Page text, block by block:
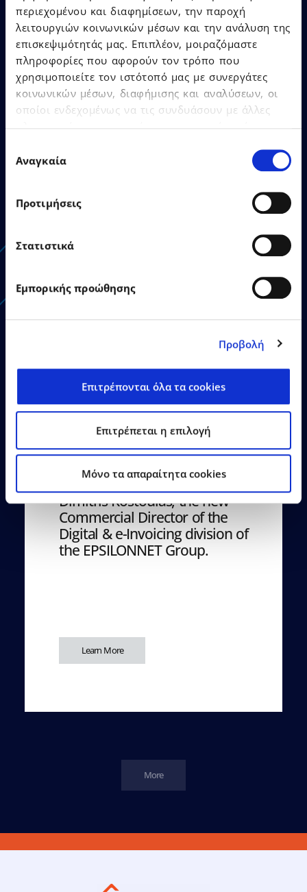
περιεχομένου και διαφημίσεων, την παροχή
λειτουργιών κοινωνικών μέσων και την ανάλυση της
επισκεψιμότητάς μας. Επιπλέον, μοιραζόμαστε
πληροφορίες που αφορούν τον τρόπο που
χρησιμοποιείτε τον ιστότοπό μας με συνεργάτες
κοινωνικών μέσων, διαφήμισης και αναλύσεων, οι
οποίοι ενδεχομένως να τις συνδυάσουν με άλλες
σας χρήση των υπηρεσιών τους.
συγκατάθεσης
Αναγκαία
Προτιμήσεις
Στατιστικά
Εμπορικής προώθησης
Προβολή
Επιτρέπονται όλα τα cookies
Επιτρέπεται η επιλογή
Mόνο τα απαραίτητα cookies
22.06.2026 Press Releases
highlights EPSILONNET
in AI as Gold Sponsor of the
Learn More
27.04.2026 Press Releases
Dimitris Kostoulas, the new
Commercial Director of the
Digital & e-Invoicing division of
the EPSILONNET Group.
Learn More
More